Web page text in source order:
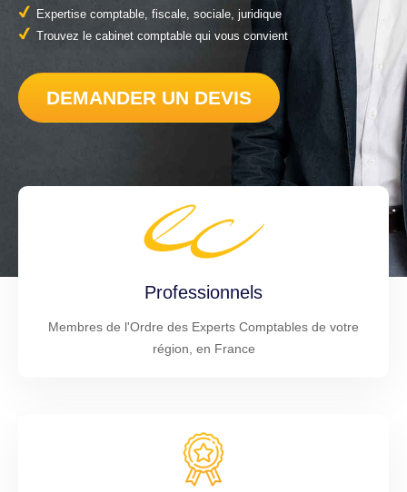
Expertise comptable, fiscale, sociale, juridique
Trouvez le cabinet comptable qui vous convient
DEMANDER UN DEVIS
Professionnels
Membres de l'Ordre des Experts Comptables de votre
région, en France